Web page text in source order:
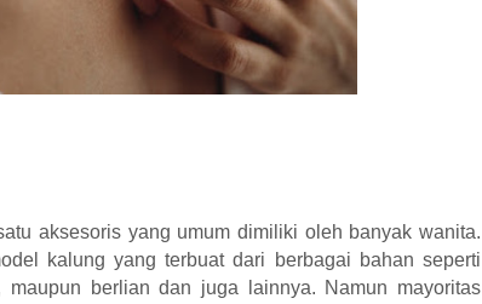
aksesoris yang umum dimiliki oleh banyak wanita.
kalung yang terbuat dari berbagai bahan seperti
maupun berlian dan juga lainnya. Namun mayoritas